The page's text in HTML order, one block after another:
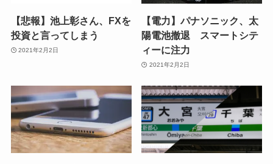
【悲報】池上彰さん、FXを
投資と言ってしまう
2021年2月2日
【電力】パナソニック、太
陽電池撤退 スマートシテ
ィーに注力
2021年2月2日